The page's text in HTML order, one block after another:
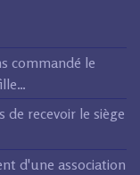
commandé le
de recevoir le siège
d'une association